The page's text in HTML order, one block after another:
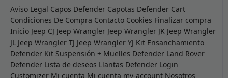
Aviso Legal Capos Defender Capotas Defender Cart
Condiciones De Compra Contacto Cookies Finalizar compra
Inicio Jeep CJ Jeep Wrangler Jeep Wrangler JK Jeep Wrangler
JL Jeep Wrangler TJ Jeep Wrangler YJ Kit Ensanchamiento
Defender Kit Suspensión + Muelles Defender Land Rover
Defender Lista de deseos Llantas Defender Login
Customizer Mi cuenta Mi cuenta my-account Nosotros